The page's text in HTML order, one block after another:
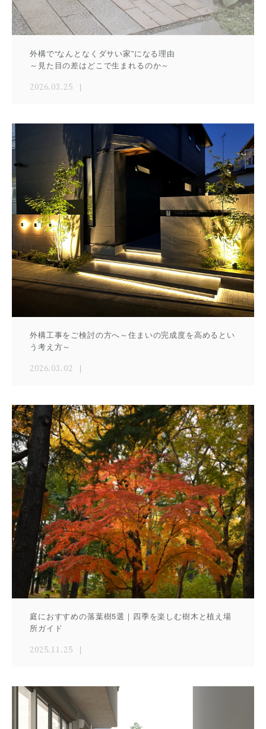
外構で“なんとなくダサい家”になる理由
～見た目の差はどこで生まれるのか～
2026.03.25
外構工事をご検討の方へ～住まいの完成度を高めるとい
う考え方～
2026.03.02
庭におすすめの落葉樹5選｜四季を楽しむ樹木と植え場
所ガイド
2025.11.25